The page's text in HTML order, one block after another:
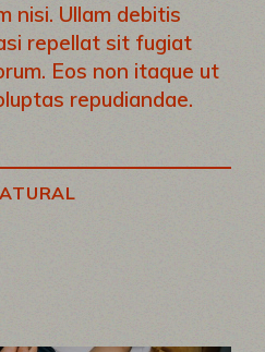
nisi. Ullam debitis
repellat sit fugiat
Eos non itaque ut
repudiandae.